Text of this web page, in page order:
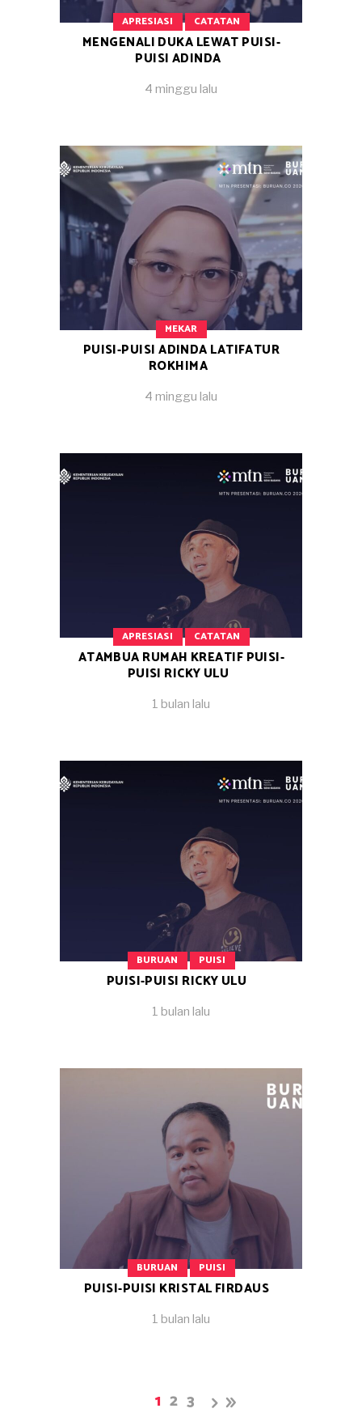
APRESIASI CATATAN
MENGENALI DUKA LEWAT PUISI-
PUISI ADINDA
4 minggu lalu
MEKAR
PUISI-PUISI ADINDA LATIFATUR
ROKHIMA
4 minggu lalu
APRESIASI CATATAN
ATAMBUA RUMAH KREATIF PUISI-
PUISI RICKY ULU
1 bulan lalu
BURUAN PUISI
PUISI-PUISI RICKY ULU
1 bulan lalu
BURUAN PUISI
PUISI-PUISI KRISTAL FIRDAUS
1 bulan lalu
1 2 3